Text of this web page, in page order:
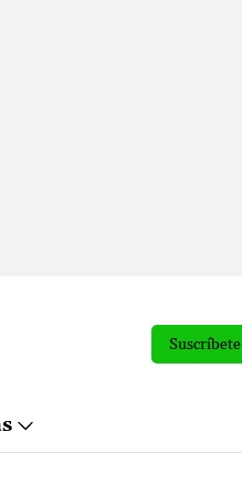
Suscríbete